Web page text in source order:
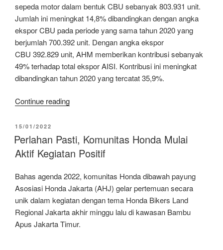
sepeda motor dalam bentuk CBU sebanyak 803.931 unit.
Jumlah ini meningkat 14,8% dibandingkan dengan angka
ekspor CBU pada periode yang sama tahun 2020 yang
berjumlah 700.392 unit. Dengan angka ekspor
CBU 392.829 unit, AHM memberikan kontribusi sebanyak
49% terhadap total ekspor AISI. Kontribusi ini meningkat
dibandingkan tahun 2020 yang tercatat 35,9%.
Continue reading“Catat
AHM
Perkuat
Kontribusi
Ekspor
Motor
Indonesia”
POSTED
ON
15/01/2022
Perlahan Pasti, Komunitas Honda Mulai
Aktif Kegiatan Positif
Bahas agenda 2022, komunitas Honda dibawah payung
Asosiasi Honda Jakarta (AHJ) gelar pertemuan secara
unik dalam kegiatan dengan tema Honda Bikers Land
Regional Jakarta akhir minggu lalu di kawasan Bambu
Apus Jakarta Timur.